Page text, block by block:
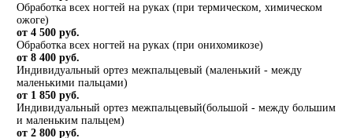
Обработка всех ногтей на руках (при термическом, химическом
ожоге)
от 4 500 руб.
Обработка всех ногтей на руках (при онихомикозе)
от 8 400 руб.
Индивидуальный ортез межпальцевый (маленький - между
маленькими пальцами)
от 1 850 руб.
Индивидуальный ортез межпальцевый(большой - между большим
и маленьким пальцем)
от 2 800 руб.